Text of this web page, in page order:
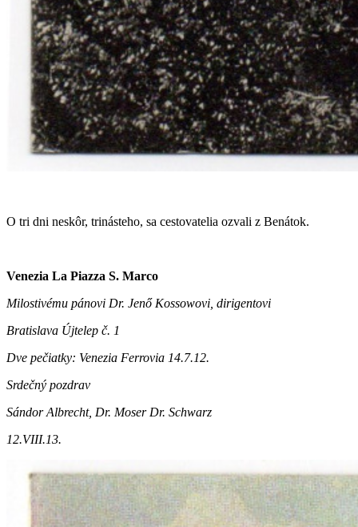
O tri dni neskôr, trinásteho, sa cestovatelia ozvali z Benátok.
Venezia La Piazza S. Marco
Milostivému pánovi Dr. Jenő Kossowovi, dirigentovi
Bratislava Újtelep č. 1
Dve pečiatky: Venezia Ferrovia 14.7.12.
Srdečný pozdrav
Sándor Albrecht, Dr. Moser Dr. Schwarz
12.VIII.13.